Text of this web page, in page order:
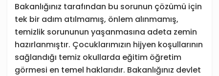
Bakanlığınız tarafından bu sorunun çözümü için
tek bir adım atılmamış, önlem alınmamış,
temizlik sorununun yaşanmasına adeta zemin
hazırlanmıştır. Çocuklarımızın hijyen koşullarının
sağlandığı temiz okullarda eğitim öğretim
görmesi en temel haklarıdır. Bakanlığınız devlet